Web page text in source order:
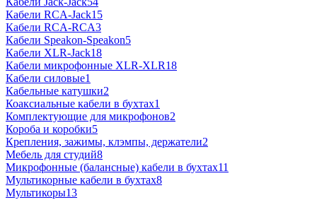
Кабели RCA-Jack15
Кабели RCA-RCA3
Кабели Speakon-Speakon5
Кабели XLR-Jack18
Кабели микрофонные XLR-XLR18
Кабели силовые1
Кабельные катушки2
Коаксиальные кабели в бухтах1
Комплектующие для микрофонов2
Короба и коробки5
Крепления, зажимы, клэмпы, держатели2
Мебель для студий8
Микрофонные (балансные) кабели в бухтах11
Мультикорные кабели в бухтах8
Мультикоры13